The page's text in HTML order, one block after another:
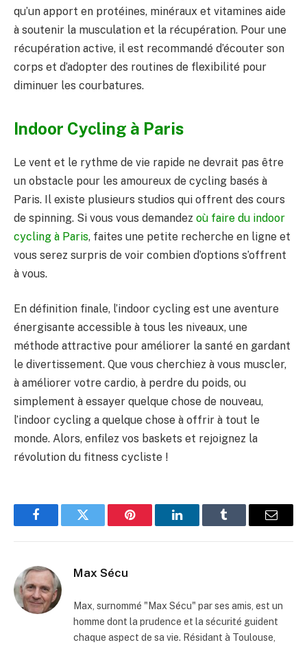
qu’un apport en protéines, minéraux et vitamines aide
à soutenir la musculation et la récupération. Pour une
récupération active, il est recommandé d’écouter son
corps et d’adopter des routines de flexibilité pour
diminuer les courbatures.
Indoor Cycling à Paris
Le vent et le rythme de vie rapide ne devrait pas être
un obstacle pour les amoureux de cycling basés à
Paris. Il existe plusieurs studios qui offrent des cours
de spinning. Si vous vous demandez où faire du indoor
cycling à Paris, faites une petite recherche en ligne et
vous serez surpris de voir combien d’options s’offrent
à vous.
En définition finale, l’indoor cycling est une aventure
énergisante accessible à tous les niveaux, une
méthode attractive pour améliorer la santé en gardant
le divertissement. Que vous cherchiez à vous muscler,
à améliorer votre cardio, à perdre du poids, ou
simplement à essayer quelque chose de nouveau,
l’indoor cycling a quelque chose à offrir à tout le
monde. Alors, enfilez vos baskets et rejoignez la
révolution du fitness cycliste !
FacebookTwitter Pinterest LinkedInTumblr Email
Max Sécu
Max, surnommé "Max Sécu" par ses amis, est un
homme dont la prudence et la sécurité guident
chaque aspect de sa vie. Résidant à Toulouse,